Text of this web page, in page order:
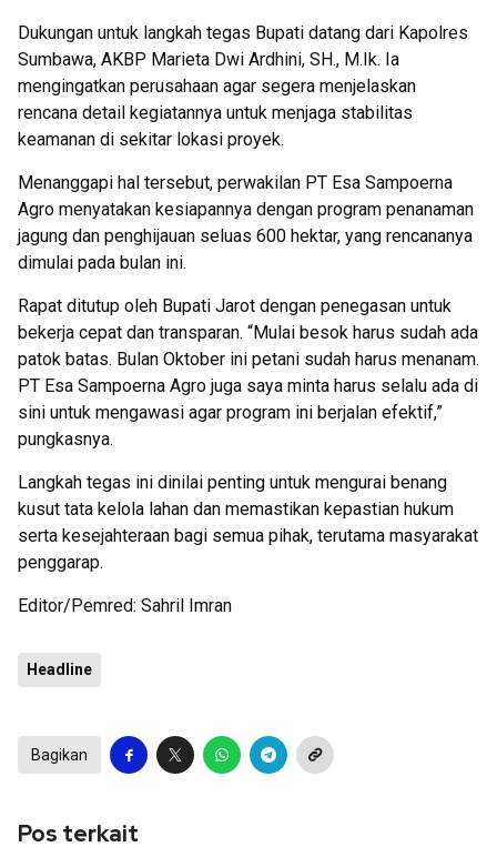
Dukungan untuk langkah tegas Bupati datang dari Kapolres
Sumbawa, AKBP Marieta Dwi Ardhini, SH., M.Ik. Ia
mengingatkan perusahaan agar segera menjelaskan
rencana detail kegiatannya untuk menjaga stabilitas
keamanan di sekitar lokasi proyek.
Menanggapi hal tersebut, perwakilan PT Esa Sampoerna
Agro menyatakan kesiapannya dengan program penanaman
jagung dan penghijauan seluas 600 hektar, yang rencananya
dimulai pada bulan ini.
Rapat ditutup oleh Bupati Jarot dengan penegasan untuk
bekerja cepat dan transparan. “Mulai besok harus sudah ada
patok batas. Bulan Oktober ini petani sudah harus menanam.
PT Esa Sampoerna Agro juga saya minta harus selalu ada di
sini untuk mengawasi agar program ini berjalan efektif,”
pungkasnya.
Langkah tegas ini dinilai penting untuk mengurai benang
kusut tata kelola lahan dan memastikan kepastian hukum
serta kesejahteraan bagi semua pihak, terutama masyarakat
penggarap.
Editor/Pemred: Sahril Imran
Headline
Bagikan
Pos terkait